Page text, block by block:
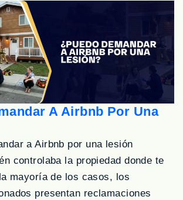
A Airbnb Por Una
a Airbnb por una lesión
controlaba la propiedad donde te
mayoría de los casos, los
presentan reclamaciones